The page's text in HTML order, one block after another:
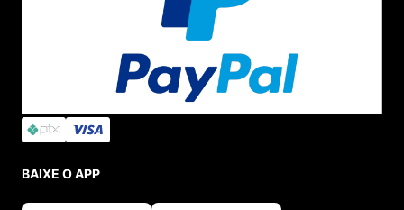
BAIXE O APP